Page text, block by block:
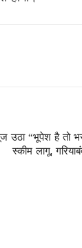
उठा “भूपेश है तो
स्कीम लागू,